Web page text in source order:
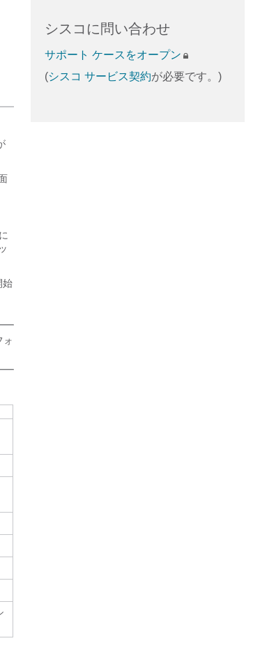
始
ォ
シスコに問い合わせ
サポート ケースをオープン
(シスコ サービス契約が必要です。)